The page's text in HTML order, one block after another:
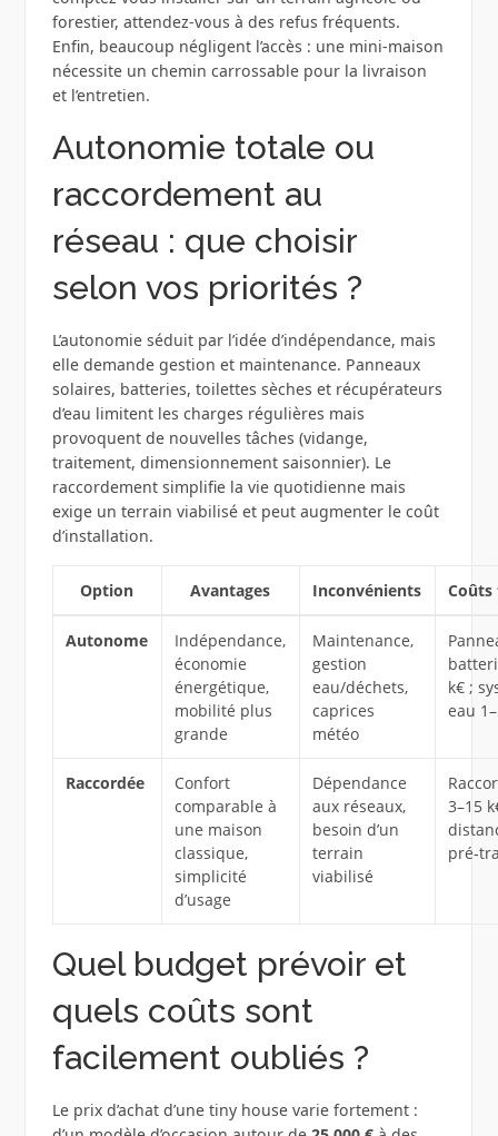
forestier, attendez‑vous à des refus fréquents.
Enfin, beaucoup négligent l’accès : une mini‑maison
nécessite un chemin carrossable pour la livraison
et l’entretien.
Autonomie totale ou
raccordement au
réseau : que choisir
selon vos priorités ?
L’autonomie séduit par l’idée d’indépendance, mais
elle demande gestion et maintenance. Panneaux
solaires, batteries, toilettes sèches et récupérateurs
d’eau limitent les charges régulières mais
provoquent de nouvelles tâches (vidange,
traitement, dimensionnement saisonnier). Le
raccordement simplifie la vie quotidienne mais
exige un terrain viabilisé et peut augmenter le coût
d’installation.
Option Avantages Inconvénients
Autonome
Indépendance,
économie
énergétique,
mobilité plus
grande
Maintenance,
gestion
eau/déchets,
caprices
météo
k€ ;
eau
Raccordée
Confort
comparable à
une maison
classique,
simplicité
d’usage
Dépendance
aux réseaux,
besoin d’un
terrain
viabilisé
3–15
Quel budget prévoir et
quels coûts sont
facilement oubliés ?
Le prix d’achat d’une tiny house varie fortement :